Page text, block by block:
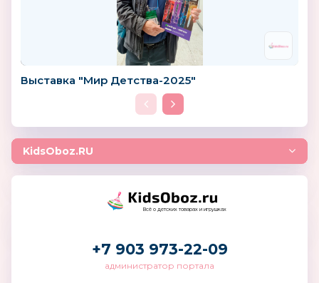
Выставка "Мир Детства-2025"
KidsOboz.RU
Всё о детских товарах и игрушках
+7 903 973-22-09
администратор портала